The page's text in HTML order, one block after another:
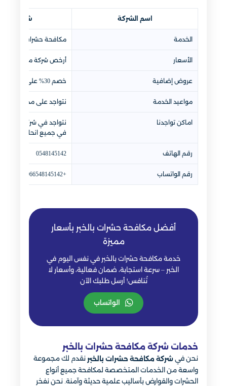
اسم الشركة شركة
الخدمة مكافحة حشرات بالخبر
الأسعار أرخص شركة مكافحة
عروض إضافية خصم 30% على شركة مكافحة حشرات بالخبر
مواعيد الخدمة نتواجد على مدار 24 ساعة
اماكن تواجدنا
نتواجد في شركة مكافحة
في جميع انحاء
رقم الهاتف 0548145142
رقم الواتساب +966548145142
أفضل مكافحة حشرات بالخبر بأسعار
مميزة
خدمة مكافحة حشرات بالخبر في نفس اليوم في
الخبر – سرعة استجابة، ضمان فعالية، وأسعار لا
تُنافس! أرسل طلبك الآن
الواتساب
خدمات شركة مكافحة حشرات بالخبر
نحن في شركة مكافحة حشرات بالخبر نقدم لك مجموعة
واسعة من الخدمات المتخصصة لمكافحة جميع أنواع
الحشرات والقوارض بأساليب علمية حديثة وآمنة. نحن نفخر